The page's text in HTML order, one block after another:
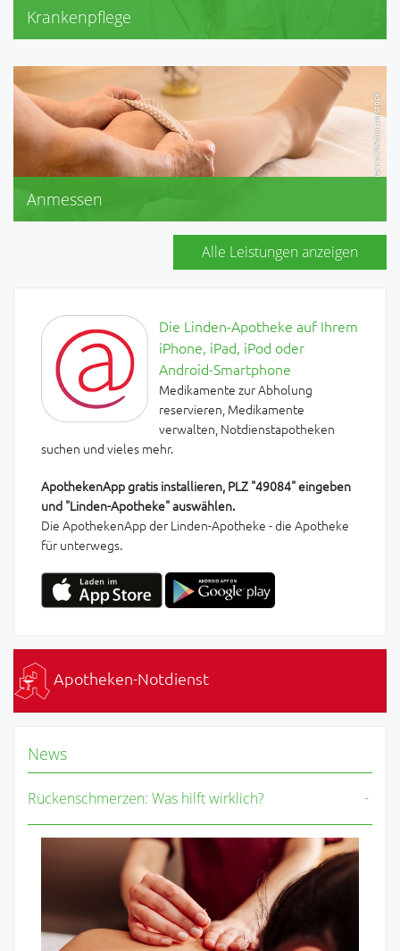
Krankenpflege
Inkontinenz
Kompressionsstrümpfe
Stützstrümpfe
Anmessen
Alle Leistungen anzeigen
Die Linden-Apotheke auf Ihrem
iPhone, iPad, iPod oder
Android-Smartphone
Medikamente zur Abholung
reservieren, Medikamente
verwalten, Notdienstapotheken
suchen und vieles mehr.
ApothekenApp gratis installieren, PLZ "49084" eingeben
und "Linden-Apotheke" auswählen.
Die ApothekenApp der Linden-Apotheke - die Apotheke
für unterwegs.
Apotheken-Notdienst
News
Rückenschmerzen: Was hilft wirklich?